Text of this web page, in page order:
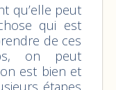
qu’elle peut
qui est
de ces
on peut
est bien et
étapes